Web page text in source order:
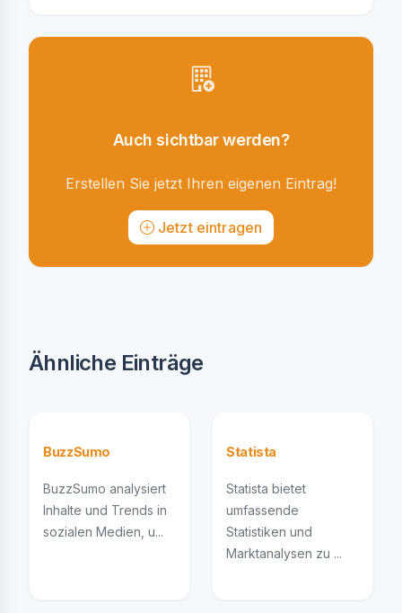
Auch sichtbar werden?
Erstellen Sie jetzt Ihren eigenen Eintrag!
Jetzt eintragen
Ähnliche Einträge
BuzzSumo
BuzzSumo analysiert
Inhalte und Trends in
sozialen Medien, u...
Statista
Statista bietet
umfassende
Statistiken und
Marktanalysen zu ...